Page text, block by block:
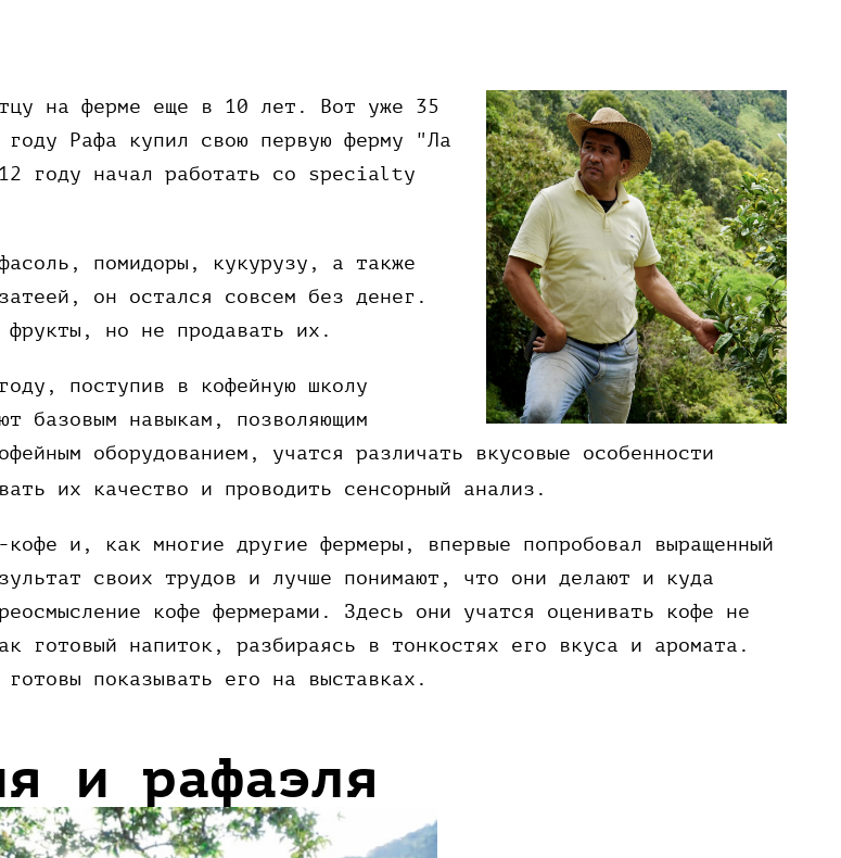
на ферме еще в 10 лет. Вот уже 35
Рафа купил свою первую ферму "Ла
году начал работать со specialty
помидоры, кукурузу, а также
он остался совсем без денег.
фрукты, но не продавать их.
поступив в кофейную школу
базовым навыкам, позволяющим
оборудованием, учатся различать вкусовые особенности
их качество и проводить сенсорный анализ.
и, как многие другие фермеры, впервые попробовал выращенный
своих трудов и лучше понимают, что они делают и куда
кофе фермерами. Здесь они учатся оценивать кофе не
готовый напиток, разбираясь в тонкостях его вкуса и аромата.
показывать его на выставках.
и рафаэля